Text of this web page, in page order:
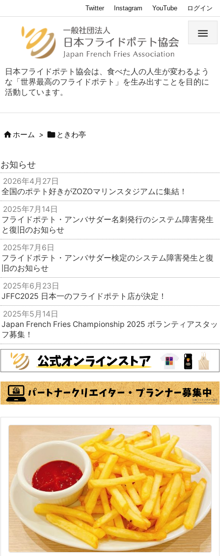
日本フライドポテト協会は、食べた人の人生が変わるよう
な「世界最高のフライドポテト」を生み出すことを目的に
活動しています。

Twitter Instagram YouTube ログイン
ホーム >  ときわ亭
お知らせ
2026年4月27日
全国のポテト好きがZOZOマリンスタジアムに集結！
2025年7月14日
フライドポテト・アンバサダー名刺発行のシステム障害発生
と復旧のお知らせ
2025年7月6日
フライドポテト・アンバサダー検定のシステム障害発生と復
旧のお知らせ
2025年6月23日
JFFC2025 日本一のフライドポテト店が決定！
2025年5月14日
Japan French Fries Championship 2025 ボランティアスタッ
フ募集！